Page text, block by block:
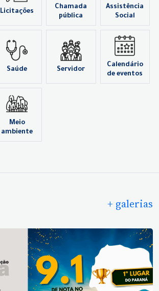
Licitações
Chamada
pública
Assistência
Social
Saúde Servidor
Calendário
de eventos
Meio
ambiente
+ galerias